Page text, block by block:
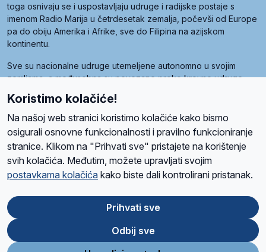
toga osnivaju se i uspostavljaju udruge i radijske postaje s
imenom Radio Marija u četrdesetak zemalja, počevši od Europe
pa do obiju Amerika i Afrike, sve do Filipina na azijskom
kontinentu.
Sve su nacionalne udruge utemeljene autonomno u svojim
zemljama, a međusobna su povezane preko krovne udruge
Radio Maria). Svjetsku obitelj utemeljilo je sedam članica, među
kojima je i hrvatska Udruga Radio Marija.
O namaRadio ProgramVolonteriPrijateljiKontaktPravila privatnosti
Ova stranica je zaštićena Google reCAPTCHA sustavom
Store
Google
Play
Koristimo kolačiće!
Na našoj web stranici koristimo kolačiće kako bismo
osigurali osnovne funkcionalnosti i pravilno funkcioniranje
stranice. Klikom na "Prihvati sve" pristajete na korištenje
svih kolačića. Međutim, možete upravljati svojim
postavkama kolačića kako biste dali kontrolirani pristanak.
Prihvati sve
Odbij sve